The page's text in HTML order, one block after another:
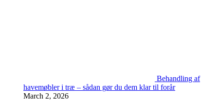
Behandling af
havemøbler i træ – sådan gør du dem klar til forår
March 2, 2026